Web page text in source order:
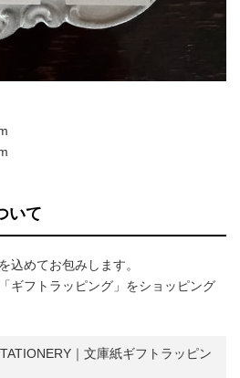
いて
込めてお包みします。
ギフトラッピング」をショッピング
｜文庫紙ギフトラッピン